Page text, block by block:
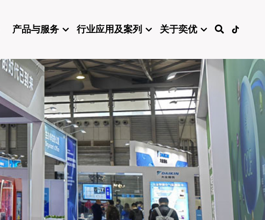
产品与服务 行业应用及案列 关于奕优